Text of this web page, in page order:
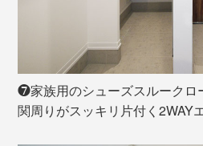
❼家族用のシューズスルークロ
関周りがスッキリ片付く2WAY